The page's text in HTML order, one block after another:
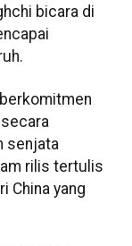
bicara di
senjata
rilis tertulis
China yang